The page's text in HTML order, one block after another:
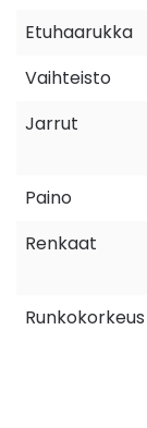
Etuhaarukka
Vaihteisto
Jarrut
Paino
Renkaat
Runkokorkeus